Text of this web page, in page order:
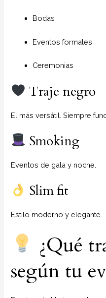
Bodas
Eventos formales
Ceremonias
Traje negro
El más versátil. Siempre
Smoking
Eventos de gala y noche.
Slim fit
Estilo moderno y elegante.
¿Qué
según tu